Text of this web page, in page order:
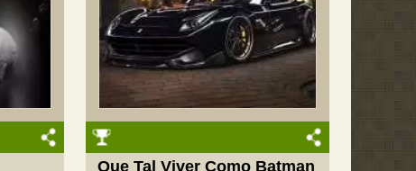
Que Tal Viver Como Batman